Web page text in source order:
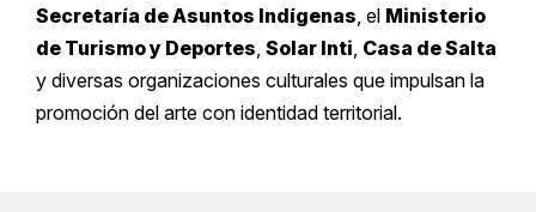
Secretaría de Asuntos Indígenas , el Ministerio
de Turismo y Deportes Solar Inti Casa de Salta
y diversas organizaciones culturales que impulsan la
promoción del arte con identidad territorial.